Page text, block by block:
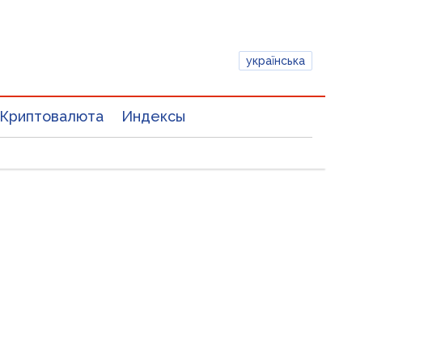
українська
Криптовалюта Индексы